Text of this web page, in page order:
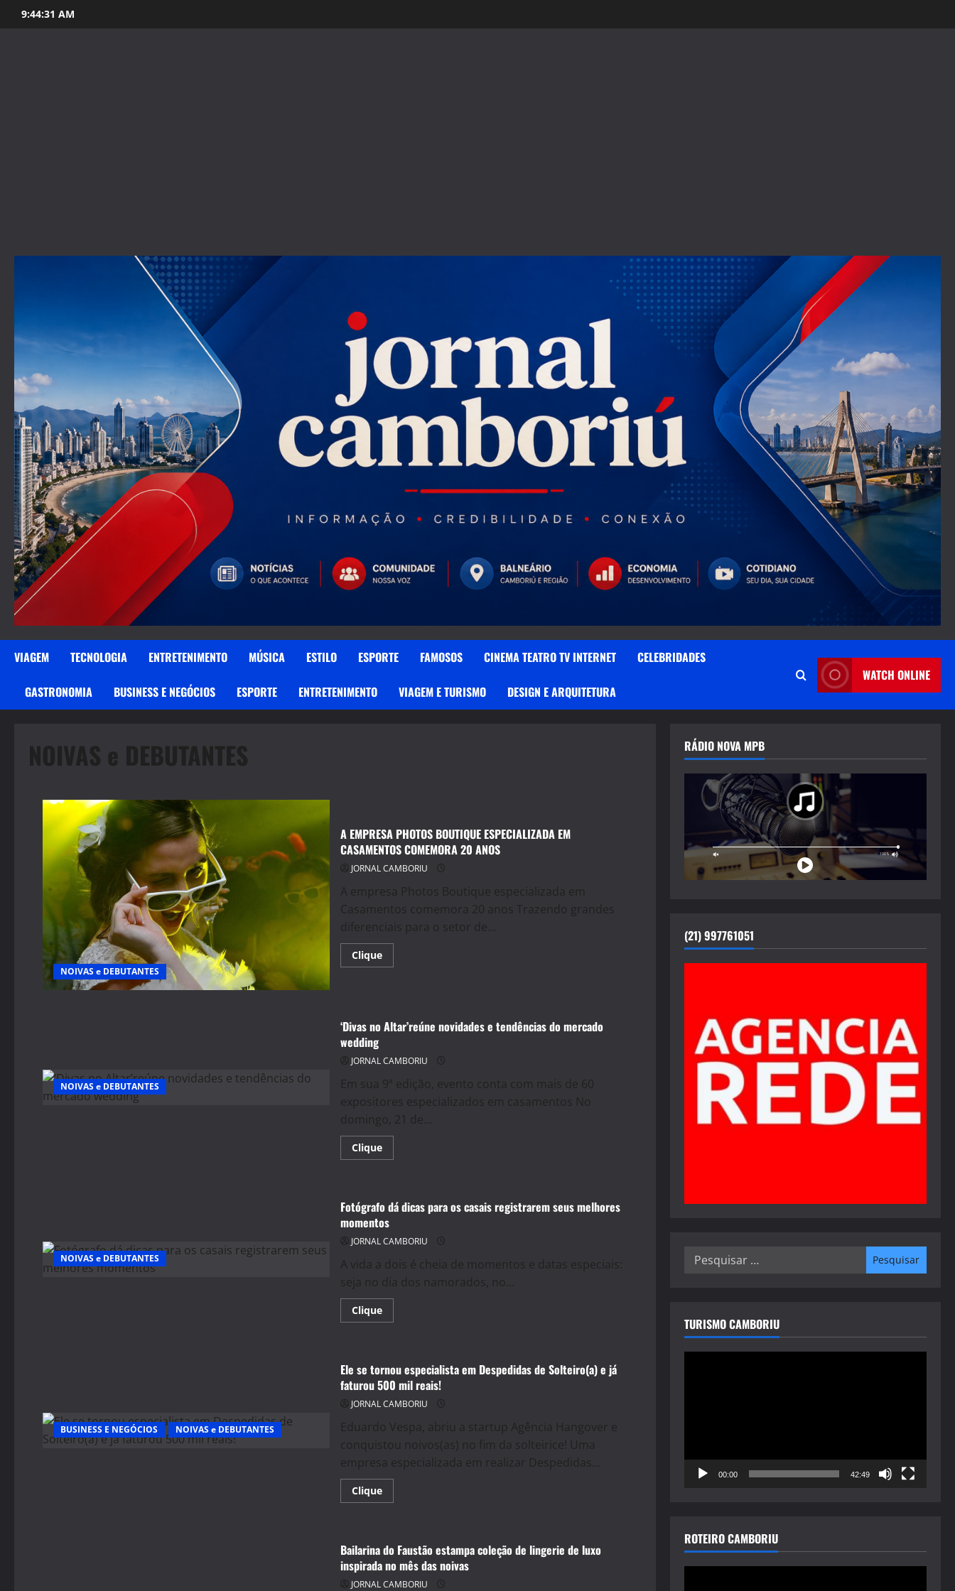
to
9:44:33 AM
VIAGEM TECNOLOGIA ENTRETENIMENTO MÚSICA ESTILO ESPORTE FAMOSOS CINEMA TEATRO TV INTERNET CELEBRIDADES
GASTRONOMIA BUSINESS E NEGÓCIOS ESPORTE ENTRETENIMENTO VIAGEM E TURISMO DESIGN E ARQUITETURA
WATCH ONLINE
NOIVAS e DEBUTANTES
NOIVAS e DEBUTANTES
A EMPRESA PHOTOS BOUTIQUE ESPECIALIZADA EM
CASAMENTOS COMEMORA 20 ANOS
JORNAL CAMBORIU
A empresa Photos Boutique especializada em
Casamentos comemora 20 anos Trazendo grandes
diferenciais para o setor de...
CliqueRead
more
ESPECIALIZADA
EM
COMEMORA
20
NOIVAS e DEBUTANTES
‘Divas no Altar’reúne novidades e tendências do mercado
wedding
JORNAL CAMBORIU
Em sua 9ª edição, evento conta com mais de 60
expositores especializados em casamentos No
domingo, 21 de...
CliqueRead
more
novidades
e
tendências
do
mercado
wedding
NOIVAS e DEBUTANTES
Fotógrafo dá dicas para os casais registrarem seus melhores
momentos
JORNAL CAMBORIU
A vida a dois é cheia de momentos e datas especiais:
seja no dia dos namorados, no...
CliqueRead
more
para
os
casais
registrarem
seus
momentos
BUSINESS E NEGÓCIOS NOIVAS e DEBUTANTES
Ele se tornou especialista em Despedidas de Solteiro(a) e já
faturou 500 mil reais!
JORNAL CAMBORIU
Eduardo Vespa, abriu a startup Agência Hangover e
conquistou noivos(as) no fim da solteirice! Uma
empresa especializada em realizar Despedidas...
CliqueRead
more
especialista
em
Despedidas
de
Bailarina do Faustão estampa coleção de lingerie de luxo
inspirada no mês das noivas
JORNAL CAMBORIU
RÁDIO NOVA MPB
(21) 997761051
Pesquisar
TURISMO CAMBORIU
00:00 42:49
ROTEIRO CAMBORIU